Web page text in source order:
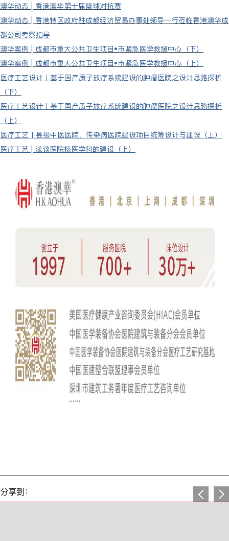
澳华动态 | 香港澳华第十届篮球对抗赛
澳华动态 | 香港特区政府驻成都经济贸易办事处领导一行莅临香港澳华成
都公司考察指导
澳华案例 | 成都市重大公共卫生项目•市紧急医学救援中心（下）
澳华案例 | 成都市重大公共卫生项目•市紧急医学救援中心（上）
医疗工艺设计丨基于国产质子放疗系统建设的肿瘤医院之设计思路探析
（下）
医疗工艺设计丨基于国产质子放疗系统建设的肿瘤医院之设计思路探析
（上）
医疗工艺丨县级中医医院、传染病医院建设项目统筹设计与建设（上）
医疗工艺 | 浅谈医院核医学科的建设（上）
分享到：